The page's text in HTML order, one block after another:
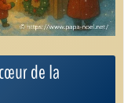
de la